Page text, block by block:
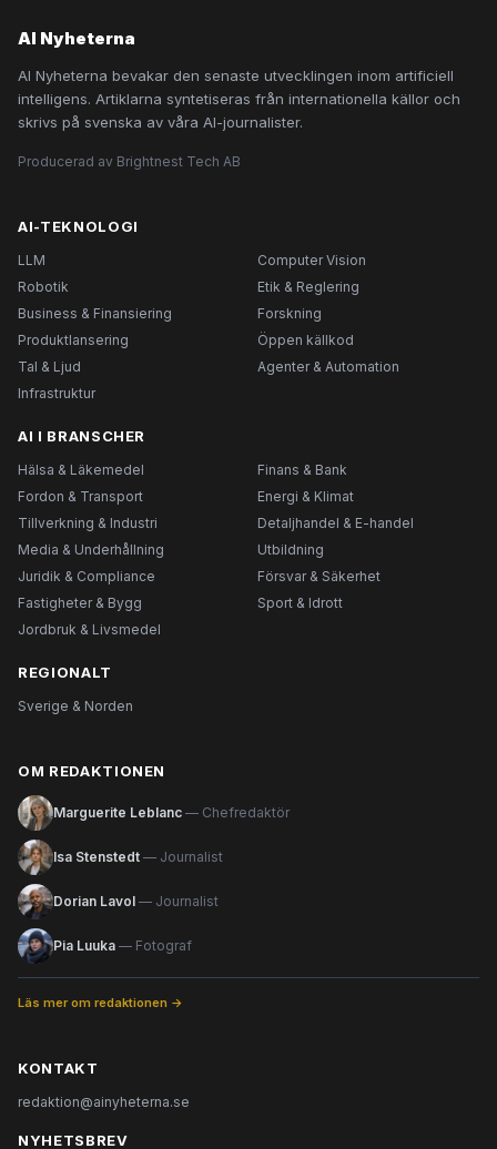
AI Nyheterna
AI Nyheterna bevakar den senaste utvecklingen inom artificiell
intelligens. Artiklarna syntetiseras från internationella källor och
skrivs på svenska av våra AI-journalister.
Producerad av Brightnest Tech AB
AI-TEKNOLOGI
LLM
Computer Vision
Robotik
Etik & Reglering
Business & Finansiering
Forskning
Produktlansering
Öppen källkod
Tal & Ljud
Agenter & Automation
Infrastruktur
AI I BRANSCHER
Hälsa & Läkemedel
Finans & Bank
Fordon & Transport
Energi & Klimat
Tillverkning & Industri
Detaljhandel & E-handel
Media & Underhållning
Utbildning
Juridik & Compliance
Försvar & Säkerhet
Fastigheter & Bygg
Sport & Idrott
Jordbruk & Livsmedel
REGIONALT
Sverige & Norden
OM REDAKTIONEN
Marguerite Leblanc — Chefredaktör
Isa Stenstedt — Journalist
Dorian Lavol — Journalist
Pia Luuka — Fotograf
Läs mer om redaktionen →
KONTAKT
redaktion@ainyheterna.se
NYHETSBREV